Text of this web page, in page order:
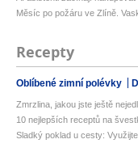
Měsíc po požáru ve Zlíně.
Recepty
Oblíbené zimní polévky
Zmrzlina, jakou jste ještě
10 nejlepších receptů na
Sladký poklad u cesty: